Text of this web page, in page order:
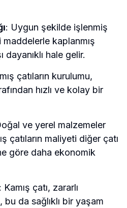
: Uygun şekilde işlenmiş
kaplanmış
dayanıklı hale gelir.
çatıların kurulumu,
hızlı ve kolay bir
ve yerel malzemeler
çatıların maliyeti diğer çatı
göre daha ekonomik
: Kamış çatı, zararlı
da sağlıklı bir yaşam